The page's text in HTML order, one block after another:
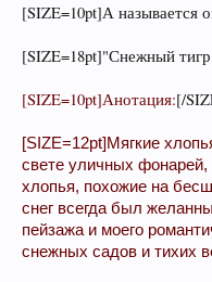
[SIZE=10pt]А называется
[SIZE=18pt]"Снежный
[SIZE=10pt]Анотация:[/
[SIZE=12pt]Мягкие
свете уличных
хлопья, похожие на
снег всегда был
пейзажа и моего
снежных садов и тихих